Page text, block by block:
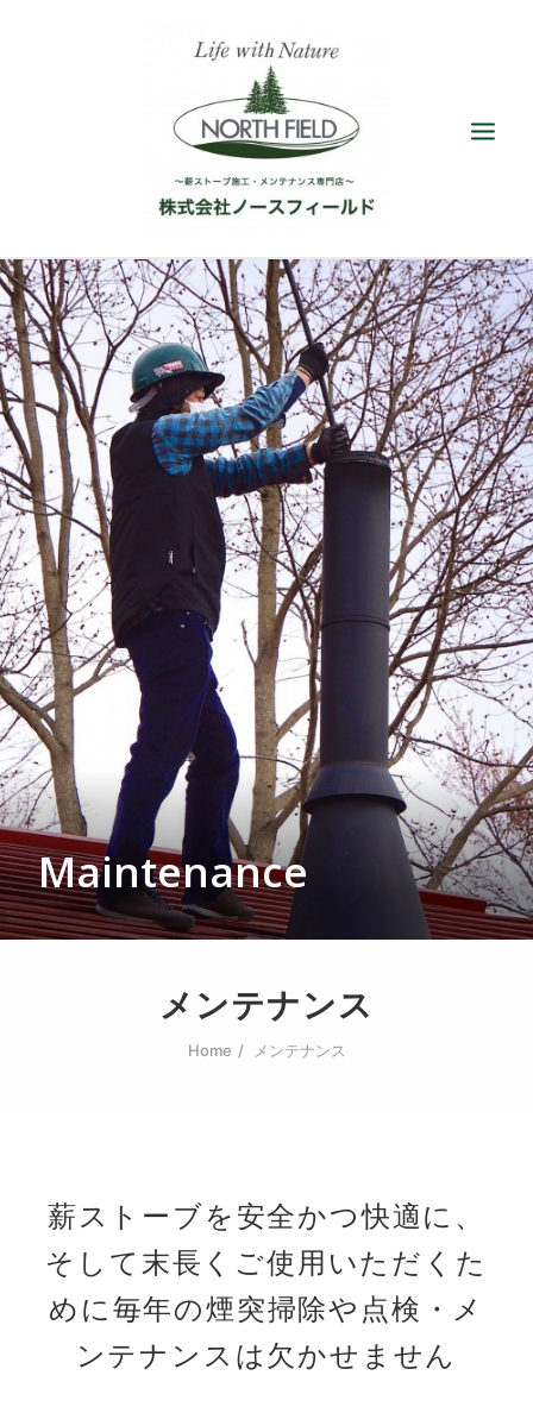
ショールーム
取扱い薪ストーブ
アクセサリー
施工／メンテナンス
最新情報／ブログ
会社概要
お問い合わせ
SEARCH
Maintenance
メンテナンス
Home メンテナンス
薪ストーブを安全かつ快適に、
そして末長くご使用いただくた
めに毎年の煙突掃除や点検・メ
ンテナンスは欠かせません